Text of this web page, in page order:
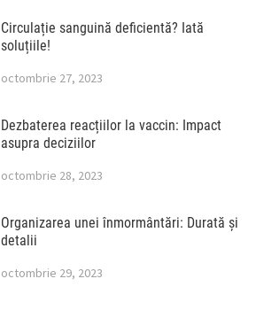
Circulație sanguină deficientă? Iată
soluțiile!
octombrie 27, 2023
Dezbaterea reacțiilor la vaccin: Impact
asupra deciziilor
octombrie 28, 2023
Organizarea unei înmormântări: Durată și
detalii
octombrie 29, 2023